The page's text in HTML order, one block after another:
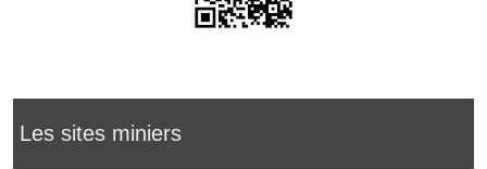
Les sites miniers